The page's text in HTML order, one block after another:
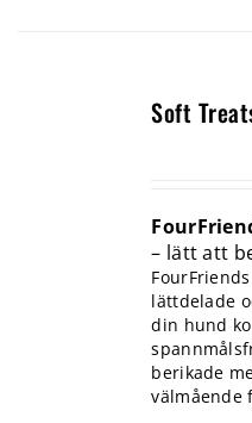
Soft
– lätt att
lättdelade
din hund
berikade
välmående